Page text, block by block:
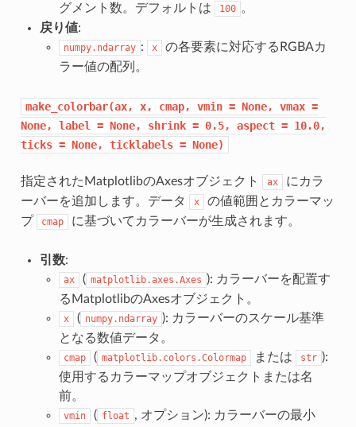
グメント数。デフォルトは
100 。
戻り値:
numpy.ndarray : x
の各要素に対応するRGBAカ
ラー値の配列。
make_colorbar(ax, x, cmap, vmin = None, vmax =
None,
label = None, shrink = 0.5, aspect = 10.0,
ticks = None, ticklabels = None)
指定されたMatplotlibのAxesオブジェクト ax
にカラ
ーバーを追加します。データ
x
の値範囲とカラーマッ
プ
cmap に基づいてカラーバーが生成されます。
引数:
ax ( matplotlib.axes.Axes ): カラーバーを配置す
るMatplotlibのAxesオブジェクト。
x ( numpy.ndarray ): カラーバーのスケール基準
となる数値データ。
cmap ( matplotlib.colors.Colormap または str ):
使用するカラーマップオブジェクトまたは名
前。
vmin ( float , オプション): カラーバーの最小